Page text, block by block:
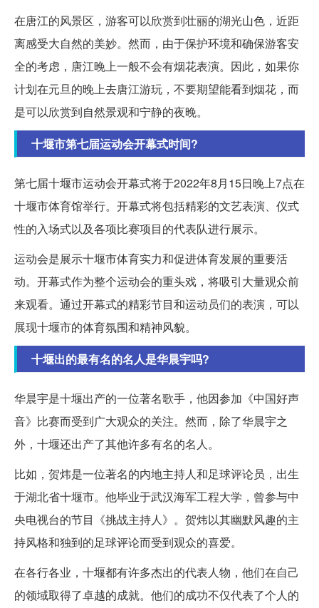
在唐江的风景区，游客可以欣赏到壮丽的湖光山色，近距
离感受大自然的美妙。然而，由于保护环境和确保游客安
全的考虑，唐江晚上一般不会有烟花表演。因此，如果你
计划在元旦的晚上去唐江游玩，不要期望能看到烟花，而
是可以欣赏到自然景观和宁静的夜晚。
十堰市第七届运动会开幕式时间?
第七届十堰市运动会开幕式将于2022年8月15日晚上7点在
十堰市体育馆举行。开幕式将包括精彩的文艺表演、仪式
性的入场式以及各项比赛项目的代表队进行展示。
运动会是展示十堰市体育实力和促进体育发展的重要活
动。开幕式作为整个运动会的重头戏，将吸引大量观众前
来观看。通过开幕式的精彩节目和运动员们的表演，可以
展现十堰市的体育氛围和精神风貌。
十堰出的最有名的名人是华晨宇吗?
华晨宇是十堰出产的一位著名歌手，他因参加《中国好声
音》比赛而受到广大观众的关注。然而，除了华晨宇之
外，十堰还出产了其他许多有名的名人。
比如，贺炜是一位著名的内地主持人和足球评论员，出生
于湖北省十堰市。他毕业于武汉海军工程大学，曾参与中
央电视台的节目《挑战主持人》。贺炜以其幽默风趣的主
持风格和独到的足球评论而受到观众的喜爱。
在各行各业，十堰都有许多杰出的代表人物，他们在自己
的领域取得了卓越的成就。他们的成功不仅代表了个人的